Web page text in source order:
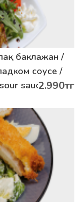
баклажан /
соусе /
sauce2.990тг